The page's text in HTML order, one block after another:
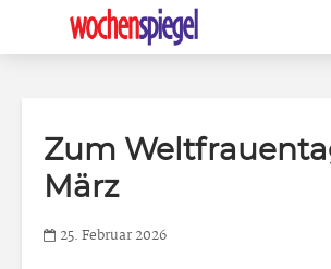
Zum
März
25. Februar 2026